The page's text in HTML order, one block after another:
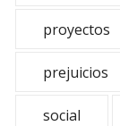
proyectos
prejuicios
social